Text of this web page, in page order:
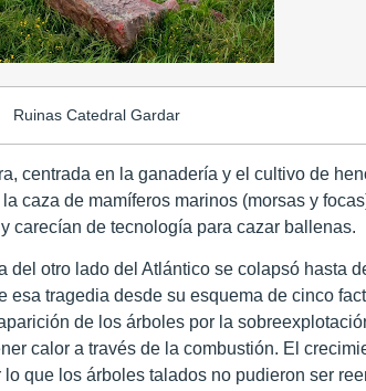
Ruinas Catedral Gardar
centrada en la ganadería y el cultivo de
caza de mamíferos marinos (morsas y
carecían de tecnología para cazar ballenas.
del otro lado del Atlántico se colapsó hasta
tragedia desde su esquema de cinco
de los árboles por la
calor a través de la combustión. El
que los árboles talados no pudieron ser